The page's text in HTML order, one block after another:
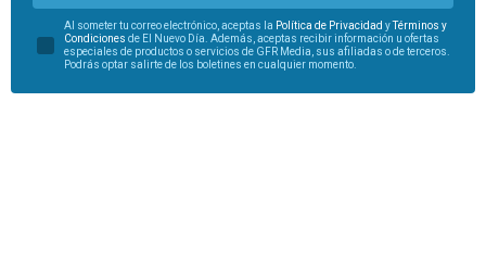
Al someter tu correo electrónico, aceptas la Política de Privacidad yTérminos y
Condiciones de El Nuevo Día. Además, aceptas recibir información u ofertas
especiales de productos o servicios de GFR Media, sus afiliadas o de terceros.
Podrás optar salirte de los boletines en cualquier momento.